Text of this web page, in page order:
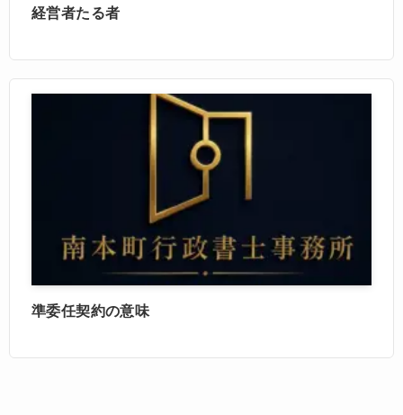
経営者たる者
準委任契約の意味